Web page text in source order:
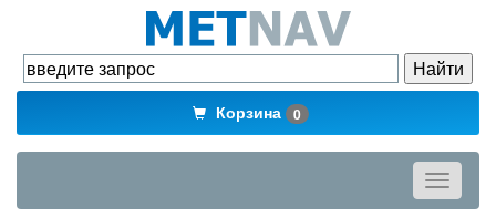
Корзина 0
Toggle